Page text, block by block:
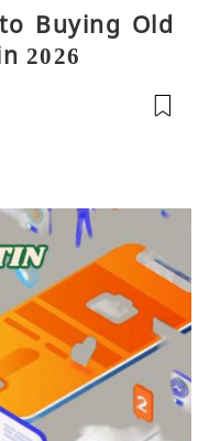
Buying Old
2026